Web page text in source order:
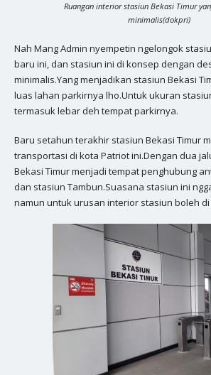
Ruangan interior stasiun Bekasi Timur
minimalis(dokpri)
Nah Mang Admin nyempetin ngelongok
baru ini, dan stasiun ini di konsep dengan
minimalis.Yang menjadikan stasiun Bekasi
luas lahan parkirnya lho.Untuk ukuran
termasuk lebar deh tempat parkirnya.
Baru setahun terakhir stasiun Bekasi Timur
transportasi di kota Patriot ini.Dengan dua
Bekasi Timur menjadi tempat penghubung
dan stasiun Tambun.Suasana stasiun ini
namun untuk urusan interior stasiun boleh